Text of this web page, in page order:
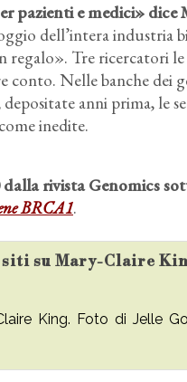
pazienti e medici» dice
dell’intera industria
regalo». Tre ricercatori
Nelle banche dei
anni prima, le
inedite.
rivista Genomics
BRCA1.
su Mary-Claire
King. Foto di Jelle